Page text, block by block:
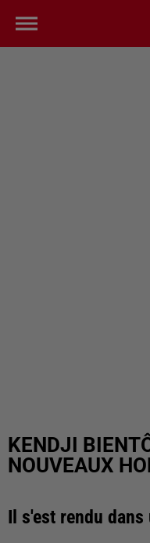
KENDJI
NOUVEAUX
Il s'est rendu